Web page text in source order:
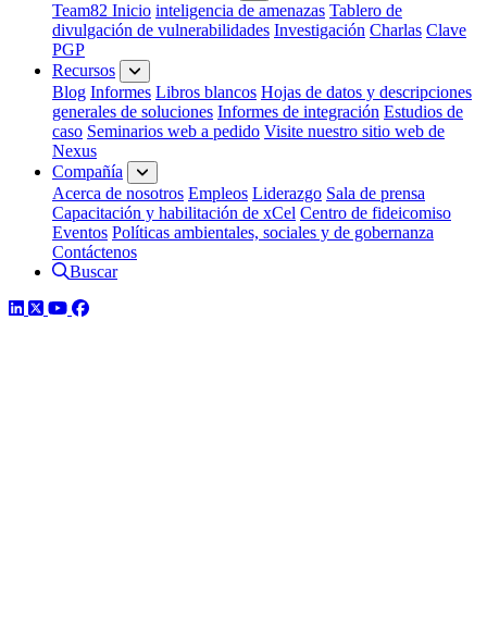
Team82 Inicio inteligencia de amenazas Tablero de
divulgación de vulnerabilidades Investigación Charlas Clave
PGP
Recursos
Blog Informes Libros blancos Hojas de datos y descripciones
generales de soluciones Informes de integración Estudios de
caso Seminarios web a pedido Visite nuestro sitio web de
Nexus
Compañía
Acerca de nosotros Empleos Liderazgo Sala de prensa
Capacitación y habilitación de xCel Centro de fideicomiso
Eventos Políticas ambientales, sociales y de gobernanza
Contáctenos
Buscar
LinkedIn
TwitterYouTube
Facebook